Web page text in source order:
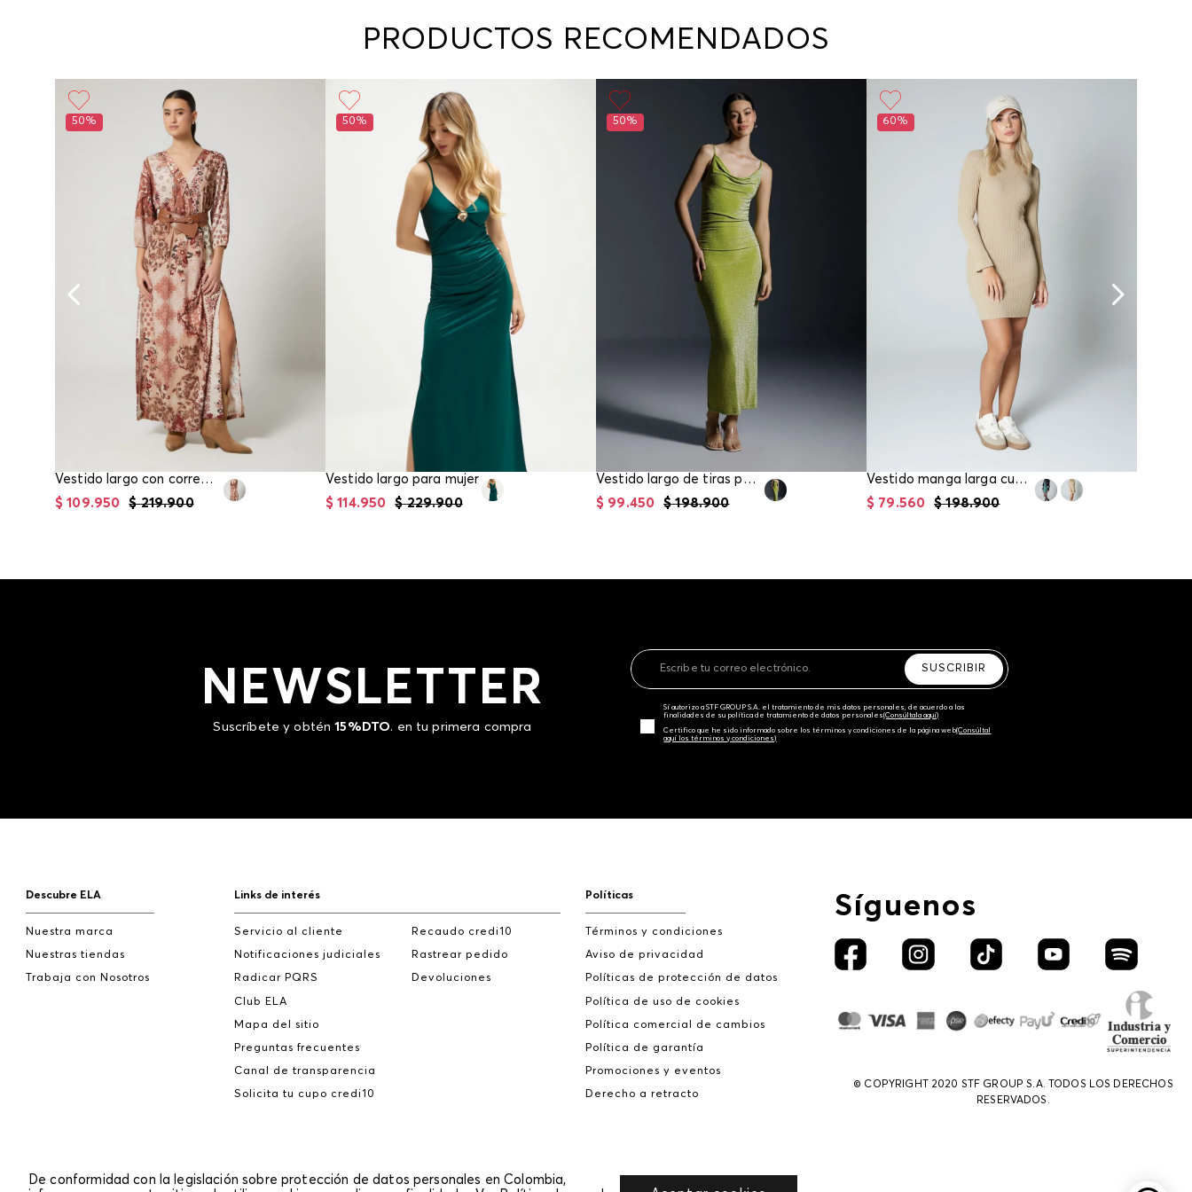
programará la recogida del producto en la dirección
PRODUCTOS RECOMENDADOS
50%
Vestido largo con correa para mujer
$ 219.900
$ 109.950
50%
Vestido largo para mujer
$ 229.900
$ 114.950
50%
Vestido largo de tiras para mujer
$ 198.900
$ 99.450
60%
Vestido manga larga cuello tortuga con tejido de lurex para mujer
$ 198.900
$ 79.560
NEWSLETTER
Suscríbete y obtén15%DTO. en tu primera compra
SUSCRIBIR
Sí autorizo a STF GROUP S.A. el tratamiento de mis datos personales, de acuerdo a las
finalidades de su política de tratamiento de datos personales‎(Consúltala aquí)
Certifico que he sido informado sobre los términos y condiciones de la página web‎(Consúltal
aquí los términos y condiciones)
Síguenos
© COPYRIGHT 2020 STF GROUP S.A. TODOS LOS DERECHOS
RESERVADOS.
Descubre ELA
Nuestra marca
Nuestras tiendas
Trabaja con Nosotros
Links de interés
Servicio al cliente
Notificaciones judiciales
Radicar PQRS
Club ELA
Mapa del sitio
Preguntas frecuentes
Canal de transparencia
Solicita tu cupo credi10
Recaudo credi10
Rastrear pedido
Devoluciones
Políticas
Términos y condiciones
Aviso de privacidad
Políticas de protección de datos
Política de uso de cookies
Política comercial de cambios
Política de garantía
Promociones y eventos
Derecho a retracto
De conformidad con la legislación sobre protección de datos personales en Colombia,